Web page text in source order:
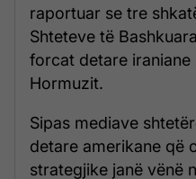
raportuar se tre
Shteteve të
forcat detare iraniane
Hormuzit.
Sipas mediave
detare amerikane që
strategjike janë vënë